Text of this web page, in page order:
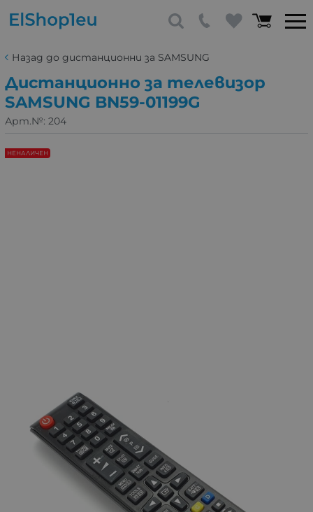
Назад до дистанционни за SAMSUNG
Дистанционно за телевизор
SAMSUNG BN59-01199G
Арт.№: 204
НЕНАЛИЧЕН